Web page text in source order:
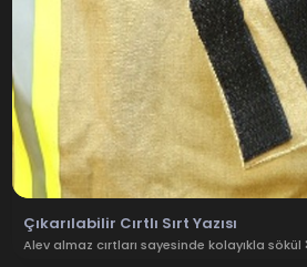
Çıkarılabilir Cırtlı Sırt Yazısı
Alev almaz cırtları sayesinde kolayıkla sökül